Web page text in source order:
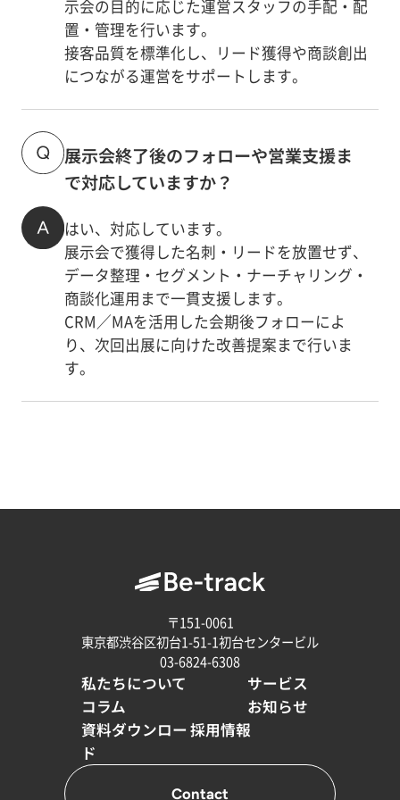
示会の目的に応じた運営スタッフの手配・配
置・管理を行います。
接客品質を標準化し、リード獲得や商談創出
につながる運営をサポートします。
展示会終了後のフォローや営業支援ま
で対応していますか？
はい、対応しています。
展示会で獲得した名刺・リードを放置せず、
データ整理・セグメント・ナーチャリング・
商談化運用まで一貫支援します。
CRM／MAを活用した会期後フォローによ
り、次回出展に向けた改善提案まで行いま
す。
〒151-0061
東京都渋谷区初台1-51-1初台センタービル
03-6824-6308
私たちについて
サービス
コラム
お知らせ
資料ダウンロー
ド
採用情報
Contact